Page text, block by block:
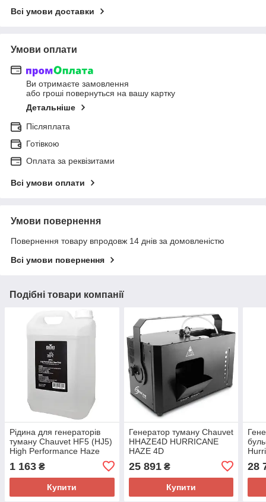
Всі умови доставки
Умови оплати
Ви отримаєте замовлення
або гроші повернуться на вашу картку
Детальніше
Післяплата
Готівкою
Оплата за реквізитами
Всі умови оплати
Умови повернення
Повернення товару впродовж 14 днів за домовленістю
Всі умови повернення
Подібні товари компанії
Рідина для генераторів
туману Chauvet HF5 (HJ5)
High Performance Haze
1 163 ₴
Купити
Генератор туману Chauvet
HHAZE4D HURRICANE
HAZE 4D
25 891₴
Купити
28